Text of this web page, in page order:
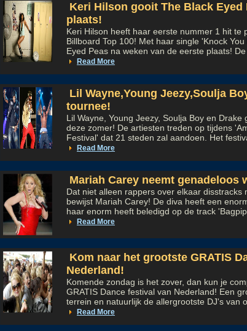
Keri Hilson gooit The Black Eyed
plaats!
Keri Hilson heeft haar eerste nummer 1 hit te
Billboard Top 100! Met haar single 'Knock
Eyed Peas na weken van de eerste plaats! De
Read More
Lil Wayne,Young Jeezy,Soulja
tournee!
Lil Wayne, Young Jeezy, Soulja Boy en
deze zomer! De artiesten treden op tijdens
Festival' dat 21 steden zal aandoen. Het
Read More
Mariah Carey neemt genadeloos
Dat niet alleen rappers over elkaar disstracks
bewijst Mariah Carey! De diva heeft een
haar enorm heeft beledigd op de track
Read More
Kom naar het grootste GRATIS
Nederland!
Komende zondag is het zover, dan kun je
GRATIS Dance festival van Nederland! Een
terrein en natuurlijk de allergrootste DJ's van
Read More